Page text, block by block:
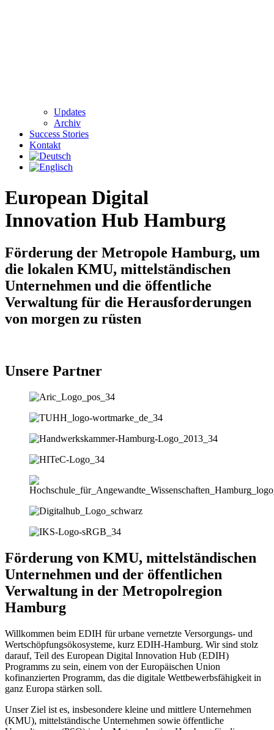
Updates
Archiv
Success Stories
Kontakt
European Digital
Innovation Hub Hamburg
Förderung der Metropole Hamburg, um
die lokalen KMU, mittelständischen
Unternehmen und die öffentliche
Verwaltung für die Herausforderungen
von morgen zu rüsten
Unsere Partner
Förderung von KMU, mittelständischen
Unternehmen und der öffentlichen
Verwaltung in der Metropolregion
Hamburg
Willkommen beim EDIH für urbane vernetzte Versorgungs- und
Wertschöpfungsökosysteme, kurz EDIH-Hamburg. Wir sind stolz
darauf, Teil des European Digital Innovation Hub (EDIH)
Programms zu sein, einem von der Europäischen Union
kofinanzierten Programm, das die digitale Wettbewerbsfähigkeit in
ganz Europa stärken soll.
Unser Ziel ist es, insbesondere kleine und mittlere Unternehmen
(KMU), mittelständische Unternehmen sowie öffentliche